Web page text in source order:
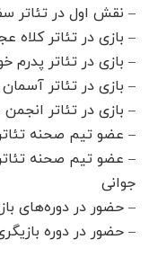
– نقش اول در تئاتر
– بازی در تئاتر کلاه
– بازی در تئاتر پدرم
– بازی در تئاتر
– بازی در تئاتر
– عضو تیم صحنه
– عضو تیم صحنه تئاتر
جوانی
– حضور در دوره‌های
– حضور در دوره